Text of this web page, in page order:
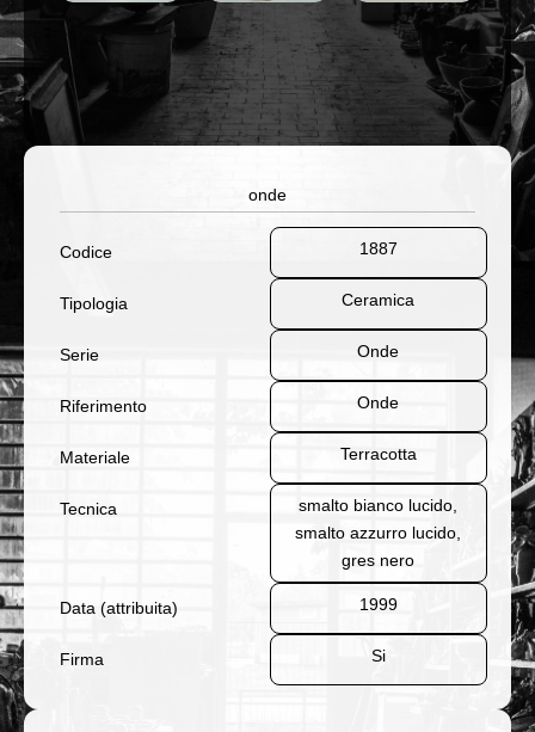
onde
Codice 1887
Tipologia Ceramica
Serie Onde
Riferimento Onde
Materiale Terracotta
Tecnica
smalto bianco lucido,
smalto azzurro lucido,
gres nero
Data (attribuita) 1999
Firma Si